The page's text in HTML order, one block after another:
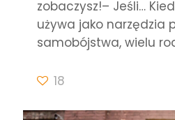
zobaczysz!– Jeśli…
używa jako narzędzia
samobójstwa, wielu
18